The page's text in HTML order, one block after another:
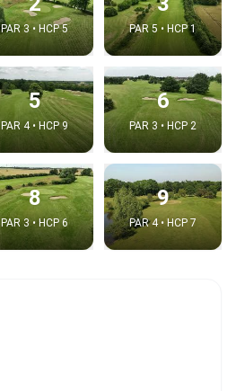
PAR 3 • HCP 5 PAR 5 • HCP 1
5
PAR 4 • HCP 9
6
PAR 3 • HCP 2
8
PAR 3 • HCP 6
9
PAR 4 • HCP 7